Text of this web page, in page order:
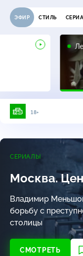
ЭФИР СТИЛЬ
18+
СЕРИАЛЫ
Москва.
Владимир
борьбу с
столицы
СМОТРЕТЬ